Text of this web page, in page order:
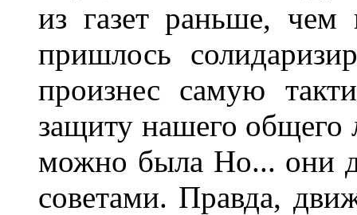
из газет раньше,
пришлось
произнес самую
защиту нашего общего
можно была Но... они
советами. Правда,